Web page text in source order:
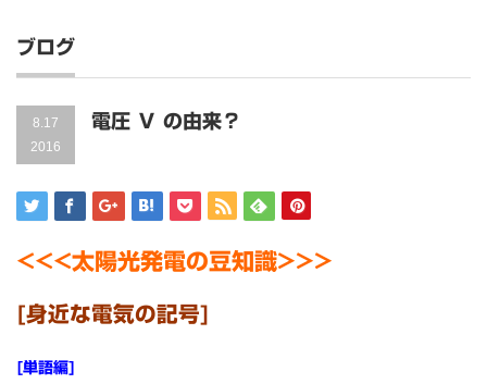
ブログ
8.17
2016
電圧 Ｖ の由来？
<<<太陽光発電の豆知識>>>
[身近な電気の記号]
[単語編]